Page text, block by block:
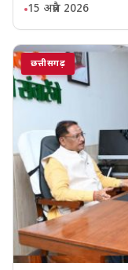
15 अप्रैल 2026
छत्तीसगढ़